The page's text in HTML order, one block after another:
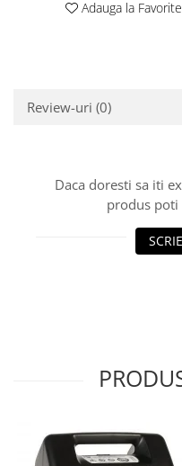
Adauga la Favorite
Review-uri (0)
Daca doresti sa iti
produs poti